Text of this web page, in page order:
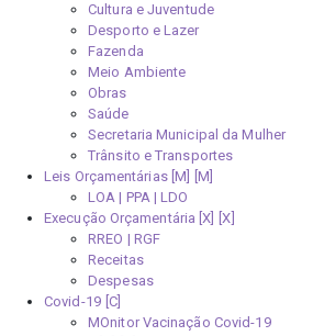
Cultura e Juventude
Desporto e Lazer
Fazenda
Meio Ambiente
Obras
Saúde
Secretaria Municipal da Mulher
Trânsito e Transportes
Leis Orçamentárias [M]
LOA | PPA | LDO
Execução Orçamentária [X]
RREO | RGF
Receitas
Despesas
Covid-19
MOnitor Vacinação Covid-19